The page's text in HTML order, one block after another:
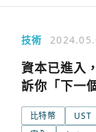
技術
資本已進入
訴你「下一
比特幣 UST